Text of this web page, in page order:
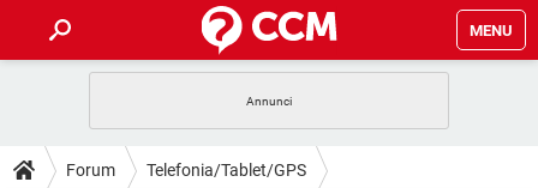
MENU
INTRATTENIMENTO ANDROID
GUIDE
Forum Telefonia/Tablet/GPS